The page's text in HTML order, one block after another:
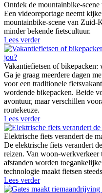
Ontdek de mountainbike-
Een videoreportage neemt
mountainbike-scene van Zuid-
minder bekende fietscultuur.
Lees verder
Vakantiefietsen of bikepacken:
Ga je graag meerdere dagen
voor een traditionele
wordende bikepacken. Beide
avontuur, maar verschillen
routekeuze.
Lees verder
Elektrische fiets verandert de
De elektrische fiets verandert
reizen. Van woon-werkverkeer
afstanden worden
technologie maakt fietsen
Lees verder